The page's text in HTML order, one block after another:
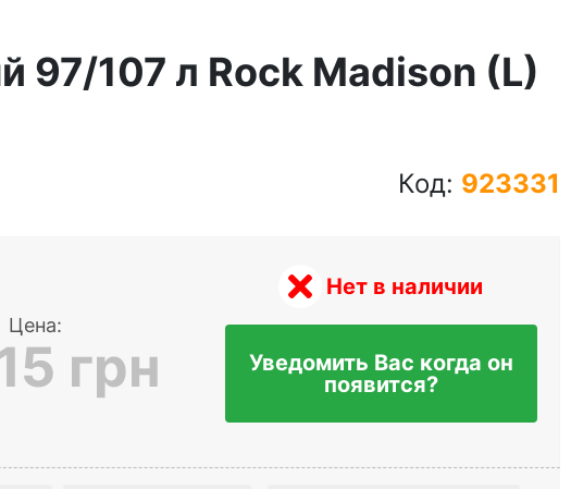
97/107 л Rock Madison (L)
Код: 923331
Цена:
грн
Нет в наличии
Уведомить Вас когда он
появится?